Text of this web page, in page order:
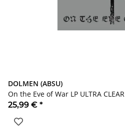
DOLMEN (ABSU)
On the Eve of War LP ULTRA CLEAR
25,99 € *